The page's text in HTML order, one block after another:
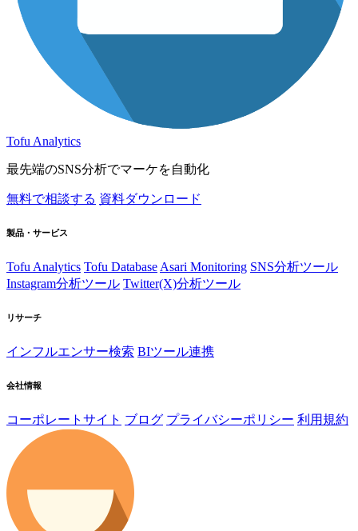
Tofu Analytics
最先端のSNS分析でマーケを自動化
無料で相談する 資料ダウンロード
製品・サービス
Tofu Analytics Tofu Database Asari Monitoring SNS分析ツール
Instagram分析ツール Twitter(X)分析ツール
リサーチ
インフルエンサー検索 BIツール連携
会社情報
コーポレートサイト ブログ プライバシーポリシー 利用規約